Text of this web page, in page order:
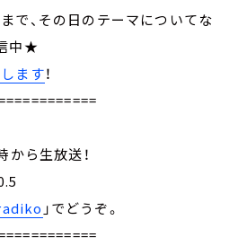
で、その日のテーマについてな
を配信中★
ます！
」
6時から生放送！
FM90.5
」でどうぞ。